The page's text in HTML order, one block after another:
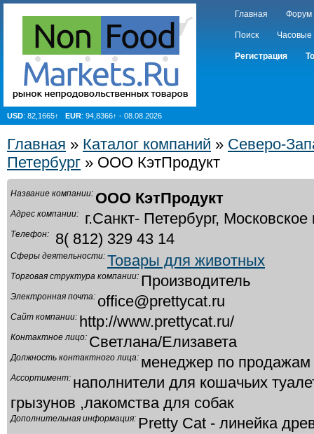
Главная Форум
Поиск Часовые
Регистрация
USD: 82,1665↑ EUR: 94,8366↑ - 08.08.2026
Главная » Каталог компаний » Северо-
Петербург » ООО КэтПродукт
Название компании: ООО КэтПродукт
Адрес компании: г.Санкт- Петербург,
Телефон: 8( 812) 329 43 14
Сферы деятельности: Товары для животных
Торговая структура компании: Производитель
Электронная почта: office@prettycat.ru
Сайт компании: http://www.prettycat.ru/
Контактное лицо: Светлана/Елизавета
Должность контактного лица: менеджер по продажам
Ассортимент: наполнители для кошачьих
грызунов ,лакомства для собак
Дополнительная информация: Pretty Cat - линейка